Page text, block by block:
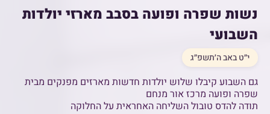
נשות שפרה ופועה בסבב מארזי יולדות
השבועי
י״ט באב ה׳תשפ״ג
גם השבוע קיבלו שלוש יולדות חדשות מארזים מפנקים מבית
שפרה ופועה מרכז אור מנחם
תודה להדס טובול השליחה האחראית על החלוקה